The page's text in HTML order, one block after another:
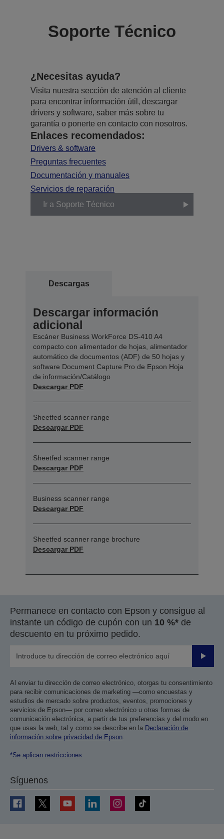
Soporte Técnico
¿Necesitas ayuda?
Visita nuestra sección de atención al cliente
para encontrar información útil, descargar
drivers y software, saber más sobre tu
garantía o ponerte en contacto con nosotros.
Enlaces recomendados:
Drivers & software
Preguntas frecuentes
Documentación y manuales
Servicios de reparación
Ir a Soporte Técnico
Descargas
Descargar información
adicional
Escáner Business WorkForce DS-410 A4
compacto con alimentador de hojas, alimentador
automático de documentos (ADF) de 50 hojas y
software Document Capture Pro de Epson Hoja
de información/Catálogo
Descargar PDF
Sheetfed scanner range
Descargar PDF
Sheetfed scanner range
Descargar PDF
Business scanner range
Descargar PDF
Sheetfed scanner range brochure
Descargar PDF
Permanece en contacto con Epson y consigue al
instante un código de cupón con un 10 %* de
descuento en tu próximo pedido.
Enviar
Al enviar tu dirección de correo electrónico, otorgas tu consentimiento
para recibir comunicaciones de marketing —como encuestas y
estudios de mercado sobre productos, eventos, promociones y
servicios de Epson— por correo electrónico u otras formas de
comunicación electrónica, a partir de tus preferencias y del modo en
que usas la web, tal y como se describe en la Declaración de
información sobre privacidad de Epson
*Se aplican restricciones
Síguenos